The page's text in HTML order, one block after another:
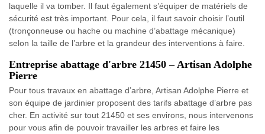
laquelle il va tomber. Il faut également s’équiper de matériels de
sécurité est très important. Pour cela, il faut savoir choisir l’outil
(tronçonneuse ou hache ou machine d’abattage mécanique)
selon la taille de l’arbre et la grandeur des interventions à faire.
Entreprise abattage d'arbre 21450 – Artisan Adolphe
Pierre
Pour tous travaux en abattage d’arbre, Artisan Adolphe Pierre et
son équipe de jardinier proposent des tarifs abattage d’arbre pas
cher. En activité sur tout 21450 et ses environs, nous intervenons
pour vous afin de pouvoir travailler les arbres et faire les